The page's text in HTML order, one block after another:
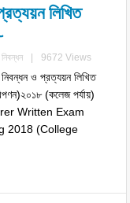
লিখিত
9672 Views
ও প্রত্যয়ন লিখিত
(কলেজ পর্যায়)
Written Exam
2018 (College